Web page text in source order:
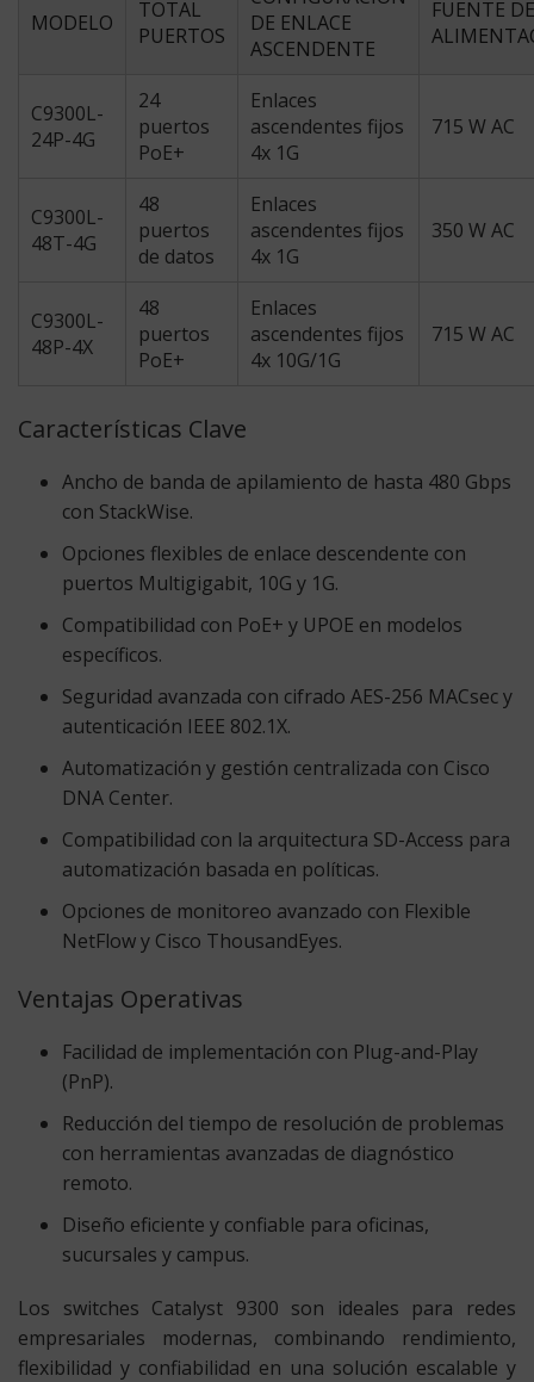
MODELO
TOTAL
PUERTOS
DE ENLACE
ASCENDENTE
FUENTE DE
C9300L-
24P-4G
24
puertos
PoE+
Enlaces
ascendentes fijos
4x 1G
715 W AC
C9300L-
48T-4G
48
puertos
de datos
Enlaces
ascendentes fijos
4x 1G
350 W AC
C9300L-
48P-4X
48
puertos
PoE+
Enlaces
ascendentes fijos
4x 10G/1G
715 W AC
Características Clave
Ancho de banda de apilamiento de hasta 480 Gbps
con StackWise.
Opciones flexibles de enlace descendente con
puertos Multigigabit, 10G y 1G.
Compatibilidad con PoE+ y UPOE en modelos
específicos.
Seguridad avanzada con cifrado AES-256 MACsec y
autenticación IEEE 802.1X.
Automatización y gestión centralizada con Cisco
DNA Center.
Compatibilidad con la arquitectura SD-Access para
automatización basada en políticas.
Opciones de monitoreo avanzado con Flexible
NetFlow y Cisco ThousandEyes.
Ventajas Operativas
Facilidad de implementación con Plug-and-Play
(PnP).
Reducción del tiempo de resolución de problemas
con herramientas avanzadas de diagnóstico
remoto.
Diseño eficiente y confiable para oficinas,
sucursales y campus.
Los switches Catalyst 9300 son ideales para redes
empresariales modernas, combinando rendimiento,
flexibilidad y confiabilidad en una solución escalable y